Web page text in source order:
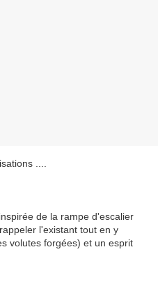
....
de la rampe d'escalier
l'existant tout en y
volutes forgées) et un esprit